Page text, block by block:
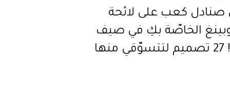
صنادل كعب على لائحة
الخاصّة بكِ في صيف